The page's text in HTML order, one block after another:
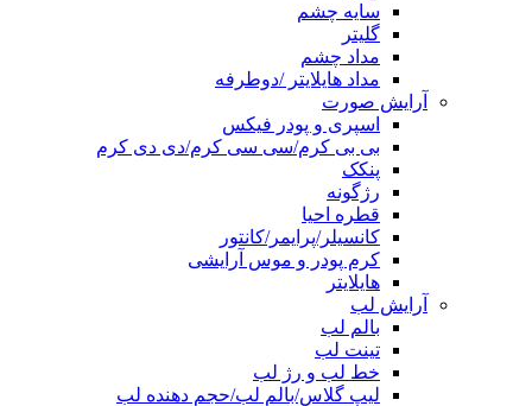
سایه چشم
گلیتر
مداد چشم
مداد هایلایتر /دوطرفه
آرایش صورت
اسپری و پودر فیکس
بی بی کرم/سی سی کرم/دی دی کرم
پنکک
رژگونه
قطره احیا
کانسیلر/پرایمر/کانتور
کرم پودر و موس آرایشی
هایلایتر
آرایش لب
بالم لب
تینت لب
خط لب و رژ لب
لیپ گلاس/بالم لب/حجم دهنده لب